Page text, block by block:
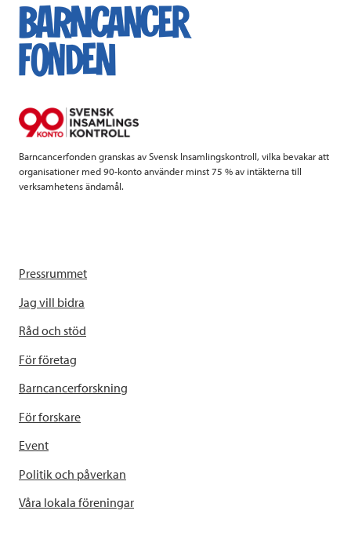
e
b
k
t
t
k
e
Barncancerfonden granskas av Svensk Insamlingskontroll, vilka bevakar att
organisationer med 90-konto använder minst 75 % av intäkterna till
verksamhetens ändamål.
Pressrummet
Jag vill bidra
Råd och stöd
För företag
Barncancerforskning
För forskare
Event
Politik och påverkan
Våra lokala föreningar